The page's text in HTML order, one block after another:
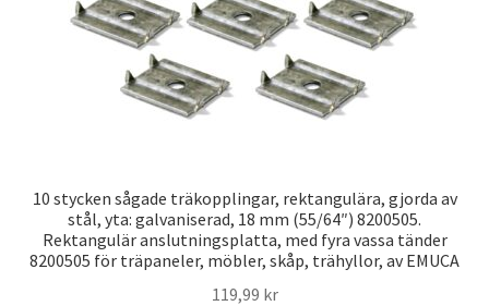
Våra partners
10 stycken sågade träkopplingar, rektangulära, gjorda av
stål, yta: galvaniserad, 18 mm (55/64″) 8200505.
Rektangulär anslutningsplatta, med fyra vassa tänder
8200505 för träpaneler, möbler, skåp, trähyllor, av EMUCA
119,99 kr